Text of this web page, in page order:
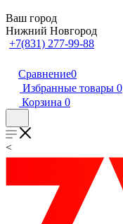
Ваш город
Нижний Новгород
+7(831) 277-99-88
Сравнение0
Избранные товары 0
Корзина 0
<